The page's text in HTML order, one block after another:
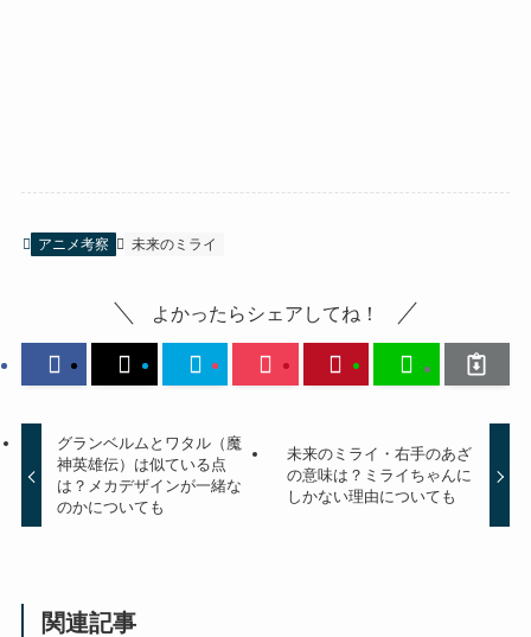
アニメ考察 未来のミライ
よかったらシェアしてね！
グランベルムとワタル（魔
神英雄伝）は似ている点
は？メカデザインが一緒な
のかについても
未来のミライ・右手のあざ
の意味は？ミライちゃんに
しかない理由についても
関連記事